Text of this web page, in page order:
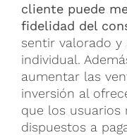
cliente puede
fidelidad del
sentir valorado y
individual.
aumentar las
inversión al
que los usuarios
dispuestos a